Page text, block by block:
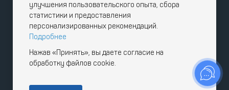
улучшения пользовательского опыта, сбора
статистики и предоставления
персонализированных рекомендаций.
Подробнее
Нажав «Принять», вы даете согласие на
обработку файлов cookie.